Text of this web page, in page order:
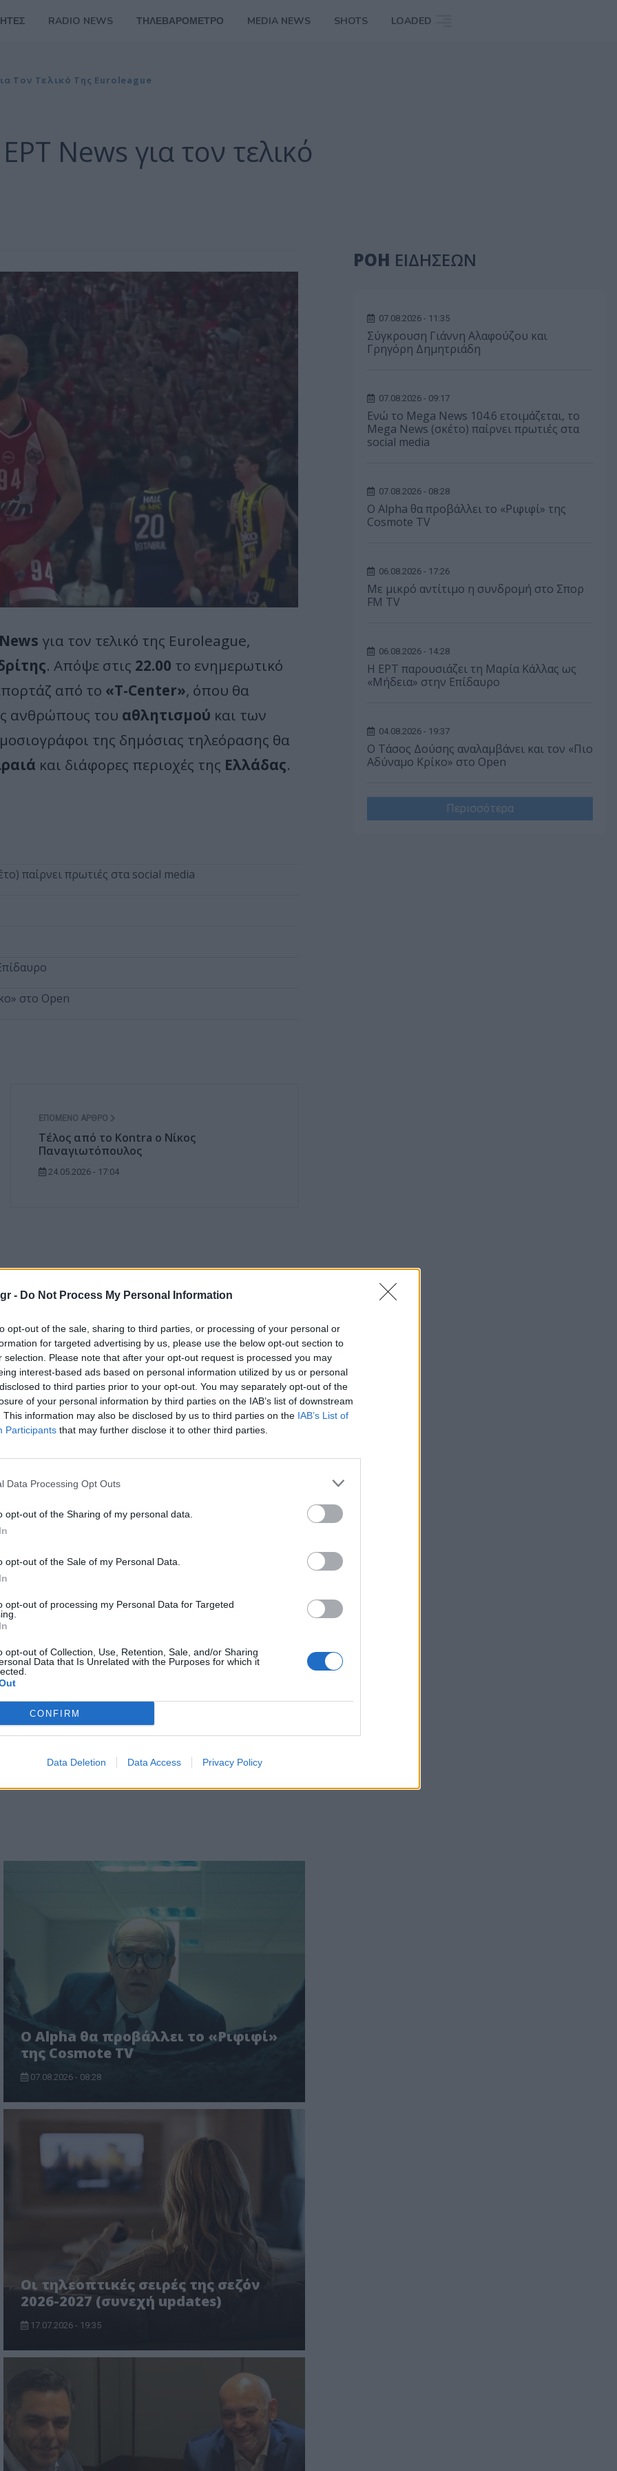
- Do Not Process My Personal Information
opt-out of the sale, sharing to third parties, or processing of your personal or
for targeted advertising by us, please use the below opt-out section to
selection. Please note that after your opt-out request is processed you may
interest-based ads based on personal information utilized by us or personal
to third parties prior to your opt-out. You may separately opt-out of the
of your personal information by third parties on the IAB’s list of downstream
This information may also be disclosed by us to third parties on the IAB’s List of
Participants that may further disclose it to other third parties.
Data Processing Opt Outs
opt-out of the Sharing of my personal data.
opt-out of the Sale of my Personal Data.
opt-out of processing my Personal Data for Targeted
opt-out of Collection, Use, Retention, Sale, and/or Sharing
Data that Is Unrelated with the Purposes for which it
CONFIRM
Data Deletion Data Access Privacy Policy
RADIO NEWS ΤΗΛΕΒΑΡΟΜΕΤΡΟ MEDIA NEWS SHOTS LOADED
Τον Τελικό Της Euroleague
News για τον τελικό
για τον τελικό της Euroleague,
. Απόψε στις 22.00 το ενημερωτικό
από το «T-Center», όπου θα
ανθρώπους του αθλητισμού και των
της δημόσιας τηλεόρασης θα
και διάφορες περιοχές της Ελλάδας.
παίρνει πρωτιές στα social media
στο Open
ΕΠΌΜΕΝΟ ΆΡΘΡΟ
Τέλος από το Kontra o Νίκος
Παναγιωτόπουλος
24.05.2026 - 17:04
στον
ZAMNA x PRIMER: Ο
λόγος που χιλιάδες
ταξιδέψουν φέτος
τα
90.1 η
Τέλος σεζόν για τα
Ελληνικού 93.2 με
αφιέρωμα στον Κώστα
Λειβαδά
23.07.2026 - 13:00
Ο Alpha θα προβάλλει το «Ριφιφί»
της Cosmote TV
07.08.2026 - 08:28
Οι τηλεοπτικές σειρές της σεζόν
2026-2027 (συνεχή updates)
17.07.2026 - 19:35
ΡΟΗ ΕΙΔΗΣΕΩΝ
07.08.2026 - 11:35
Σύγκρουση Γιάννη Αλαφούζου και
Γρηγόρη Δημητριάδη
07.08.2026 - 09:17
Ενώ το Mega News 104.6 ετοιμάζεται, το
Mega News (σκέτο) παίρνει πρωτιές στα
social media
07.08.2026 - 08:28
Ο Alpha θα προβάλλει το «Ριφιφί» της
Cosmote TV
06.08.2026 - 17:26
Με μικρό αντίτιμο η συνδρομή στο Σπορ
FM TV
06.08.2026 - 14:28
Η ΕΡΤ παρουσιάζει τη Μαρία Κάλλας ως
«Μήδεια» στην Επίδαυρο
04.08.2026 - 19:37
Ο Τάσος Δούσης αναλαμβάνει και τον «Πιο
Αδύναμο Κρίκο» στο Open
Περισσότερα